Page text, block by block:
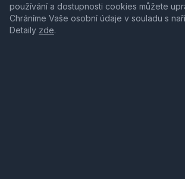
používání a dostupnosti cookies můžete
Chráníme Vaše osobní údaje v souladu s
Detaily zde.